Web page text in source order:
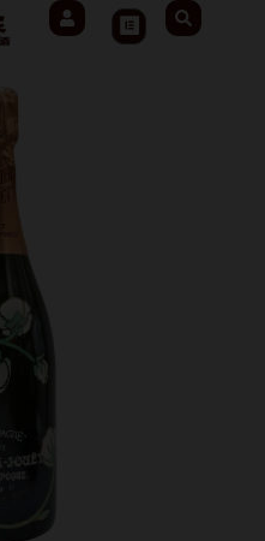
User
Cart
Search